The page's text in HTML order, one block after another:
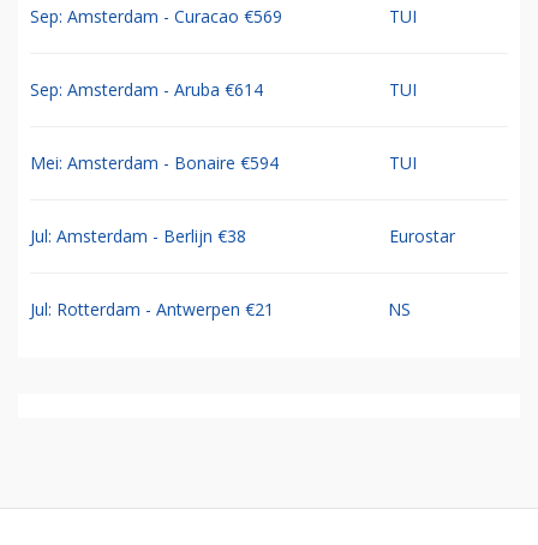
Sep: Amsterdam - Curacao €569 TUI
Sep: Amsterdam - Aruba €614 TUI
Mei: Amsterdam - Bonaire €594 TUI
Jul: Amsterdam - Berlijn €38 Eurostar
Jul: Rotterdam - Antwerpen €21 NS